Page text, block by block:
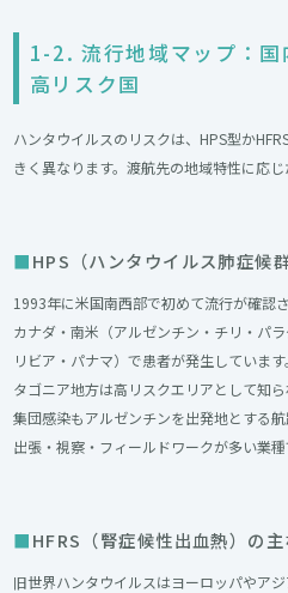
1-2. 流行地域マップ：
高リスク国
ハンタウイルスのリスクは、HPS型か
きく異なります。渡航先の地域特性に応じ
HPS（ハンタウイルス肺症候
1993年に米国南西部で初めて流行が確認
カナダ・南米（アルゼンチン・チリ・パ
リビア・パナマ）で患者が発生していま
タゴニア地方は高リスクエリアとして知
集団感染もアルゼンチンを出発地とする
出張・視察・フィールドワークが多い業種
HFRS（腎症候性出血熱）の
旧世界ハンタウイルスはヨーロッパやア